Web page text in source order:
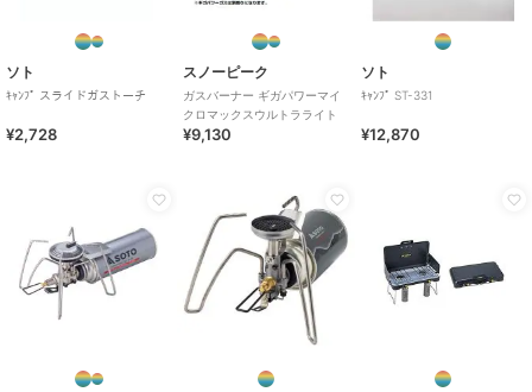
ソト
ｷｬﾝﾌﾟ スライドガストーチ
¥2,728
スノーピーク
ガスバーナー ギガパワーマイ
クロマックスウルトラライト
¥9,130
ソト
ｷｬﾝﾌﾟ ST-331
¥12,870